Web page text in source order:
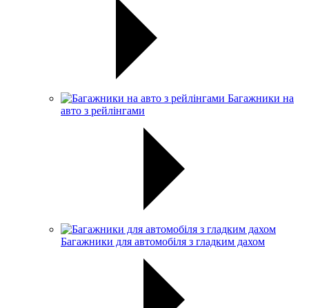
Багажники на
авто з рейлінгами
Багажники для автомобіля з гладким дахом